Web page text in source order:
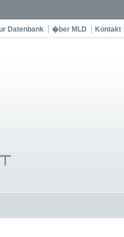
Datenbank �ber MLD Kontakt